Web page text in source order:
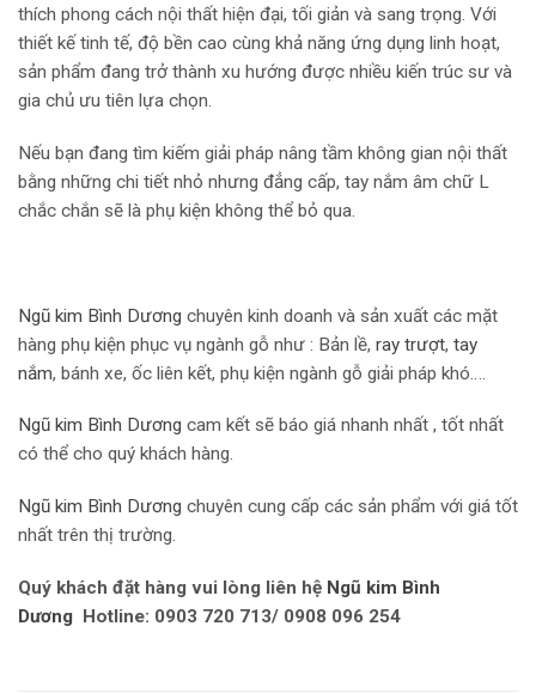
thích phong cách nội thất hiện đại, tối giản và sang trọng. Với
thiết kế tinh tế, độ bền cao cùng khả năng ứng dụng linh hoạt,
sản phẩm đang trở thành xu hướng được nhiều kiến trúc sư và
gia chủ ưu tiên lựa chọn.
Nếu bạn đang tìm kiếm giải pháp nâng tầm không gian nội thất
bằng những chi tiết nhỏ nhưng đẳng cấp, tay nắm âm chữ L
chắc chắn sẽ là phụ kiện không thể bỏ qua.
Ngũ kim Bình Dương chuyên kinh doanh và sản xuất các mặt
hàng phụ kiện phục vụ ngành gỗ như : Bản lề, ray trượt, tay
nắm, bánh xe, ốc liên kết, phụ kiện ngành gỗ giải pháp khó….
Ngũ kim Bình Dương cam kết sẽ báo giá nhanh nhất , tốt nhất
có thể cho quý khách hàng.
Ngũ kim Bình Dương chuyên cung cấp các sản phẩm với giá tốt
nhất trên thị trường.
Quý khách đặt hàng vui lòng liên hệ Ngũ kim Bình
Dương
Hotline: 0903 720 713/ 0908 096 254